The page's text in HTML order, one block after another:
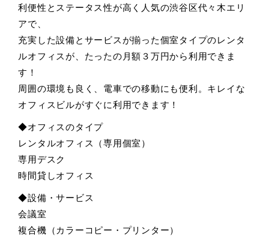
利便性とステータス性が高く人気の渋谷区代々木エリ
アで、
充実した設備とサービスが揃った個室タイプのレンタ
ルオフィスが、たったの月額３万円から利用できま
す！
周囲の環境も良く、電車での移動にも便利。キレイな
オフィスビルがすぐに利用できます！
◆オフィスのタイプ
レンタルオフィス（専用個室）
専用デスク
時間貸しオフィス
◆設備・サービス
会議室
複合機（カラーコピー・プリンター）